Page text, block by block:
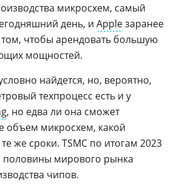
микросхем, самый
день, и Appleзаранее
чтобы арендовать большую
мощностей.
найдется, но, вероятно,
техпроцесс есть и у
, но едва ли она сможет
объем микросхем, какой
же сроки. TSMC по итогам 2023
половины мирового рынка
чипов.